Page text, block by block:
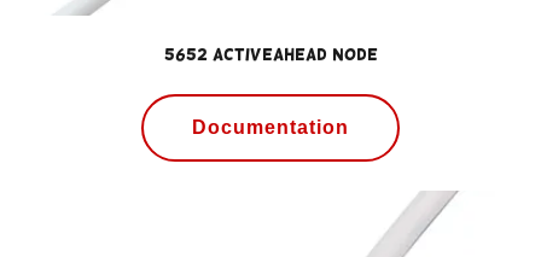
5652 ActiveAhead Node
Documentation